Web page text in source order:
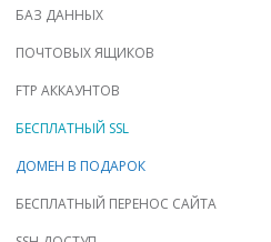
БАЗ ДАННЫХ
ПОЧТОВЫХ ЯЩИКОВ
FTP АККАУНТОВ
БЕСПЛАТНЫЙ SSL
ДОМЕН В ПОДАРОК
БЕСПЛАТНЫЙ ПЕРЕНОС САЙТА